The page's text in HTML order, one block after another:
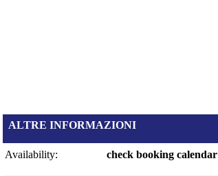
ALTRE INFORMAZIONI
Availability: check booking calendar